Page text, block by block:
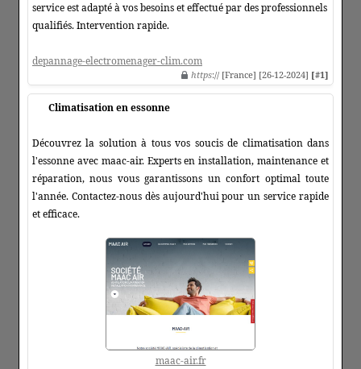
service est adapté à vos besoins et effectué par des professionnels
qualifiés. Intervention rapide.
depannage-electromenager-clim.com
https:// [France] [26-12-2024] [#1]
Climatisation en essonne
Découvrez la solution à tous vos soucis de climatisation dans
l'essonne avec maac-air. Experts en installation, maintenance et
réparation, nous vous garantissons un confort optimal toute
l'année. Contactez-nous dès aujourd'hui pour un service rapide
et efficace.
maac-air.fr